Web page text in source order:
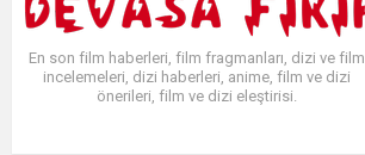
En son film haberleri, film fragmanları, dizi ve film
incelemeleri, dizi haberleri, anime, film ve dizi
önerileri, film ve dizi eleştirisi.